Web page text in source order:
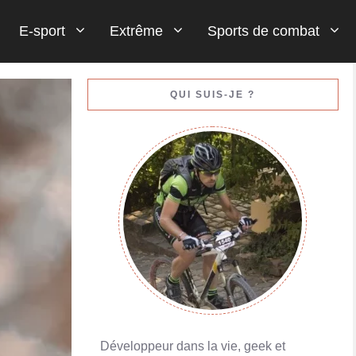
En savoir plus
E-sport Extrême Sports de combat
QUI SUIS-JE ?
Développeur dans la vie, geek et